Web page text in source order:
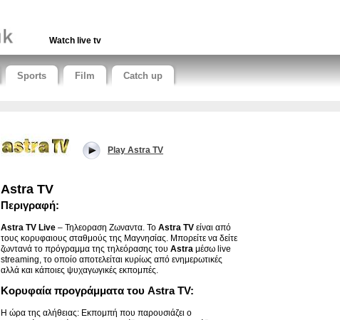
Watch live tv
Sports Film Catch up
Play Astra TV
Astra TV
Περιγραφή:
Astra TV Live – Τηλεοραση Ζωναντα. Το Astra TV είναι από
τους κορυφαιους σταθμούς της Μαγνησίας. Μπορείτε να δείτε
ζωντανά το πρόγραμμα της τηλεόρασης του Astra μέσω live
streaming, το οποίο αποτελείται κυρίως από ενημερωτικές
αλλά και κάποιες ψυχαγωγικές εκπομπές.
Κορυφαία προγράμματα του Astra TV:
Η ώρα της αλήθειας: Εκπομπή που παρουσιάζει ο